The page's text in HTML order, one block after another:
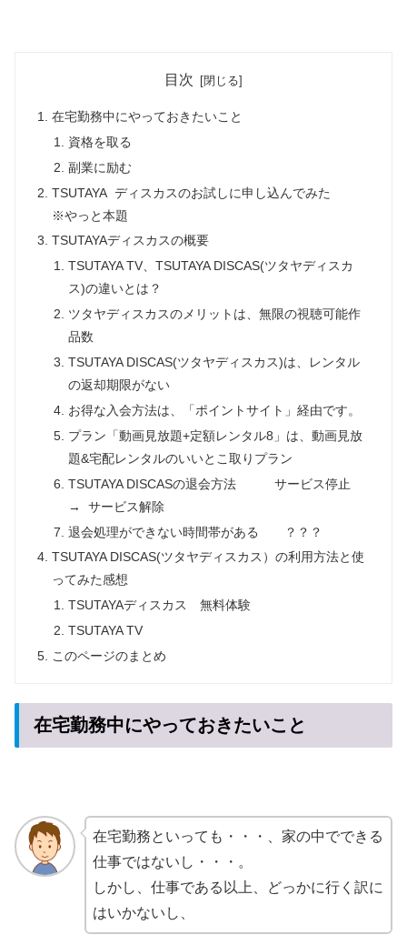
目次
在宅勤務中にやっておきたいこと
資格を取る
副業に励む
TSUTAYA ディスカスのお試しに申し込んでみた
※やっと本題
TSUTAYAディスカスの概要
TSUTAYA TV、TSUTAYA DISCAS(ツタヤディスカ
ス)の違いとは？
ツタヤディスカスのメリットは、無限の視聴可能作
品数
TSUTAYA DISCAS(ツタヤディスカス)は、レンタル
の返却期限がない
お得な入会方法は、「ポイントサイト」経由です。
プラン「動画見放題+定額レンタル8」は、動画見放
題&宅配レンタルのいいとこ取りプラン
TSUTAYA DISCASの退会方法 サービス停止
→ サービス解除
退会処理ができない時間帯がある ？？？
TSUTAYA DISCAS(ツタヤディスカス）の利用方法と使
ってみた感想
TSUTAYAディスカス 無料体験
TSUTAYA TV
このページのまとめ
在宅勤務中にやっておきたいこと
在宅勤務といっても・・・、家の中でできる
仕事ではないし・・・。
しかし、仕事である以上、どっかに行く訳に
はいかないし、